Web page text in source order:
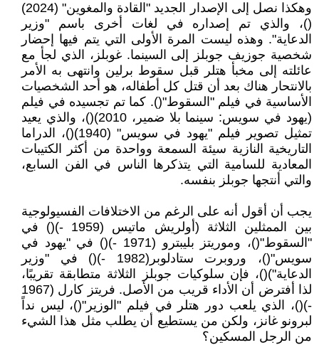
وهكذا نصل إلى الإصدار الجديد "القادة والمغوين" (2024)
()، والذي تم إصداره في لغات أخرى باسم "وزير
الدعاية". وهذه ليست المرة الأولى التي يتم فيها إحضار
شخصية جوزيف جوبلز إلى السينما. غوبلز، الذي لجأ مع
عائلته إلى مخبأ هتلر قبل سقوط برلين وانتهى به الأمر
بالانتحار هناك بعد أن قتل كل أطفاله، هو أحد الشخصيات
الأساسية في فيلم "السقوط"(). كما تم تجسيده في فيلم
(يهود في سويس: سينما بلا ضمير، 2010)()، والذي يعيد
تمثيل تصوير فيلم "يهود في سويس" (1940)()، الدراما
التاريخية النازية سيئة السمعة وواحدة من أكثر الكتيبات
المعادية للسامية التي يتذكرها الناس في الفن السابع،
والتي أنتجها جوبلز بنفسه.
يجب أن أقول أنه على الرغم من الاختلافات الفسيولوجية
بين الممثلين الثلاثة (أولريش ماتيس (1959 -)() في
"السقوط"()، وموريتز بليبترو (1971 -)() في "يهود في
سويس"()، وروبرت ستادلوبر(1982 -)() في "وزير
الدعاية")()، فإن سلوكيات جوبلز الثلاثة متطابقة تقريبًا،
لذا أفترض أن الأداء قريب من الأصل. فريتز كارل (1967
-)()، الذي يلعب دور هتلر في فيلم "الوزير"()، ليس نداً
لبرونو غانز، ولكن من يستطيع أن يطلب مثل هذا الشيء
من الرجل المسكين؟